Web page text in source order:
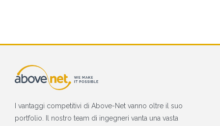
I vantaggi competitivi di Above-Net vanno oltre il suo
portfolio. Il nostro team di ingegneri vanta una vasta